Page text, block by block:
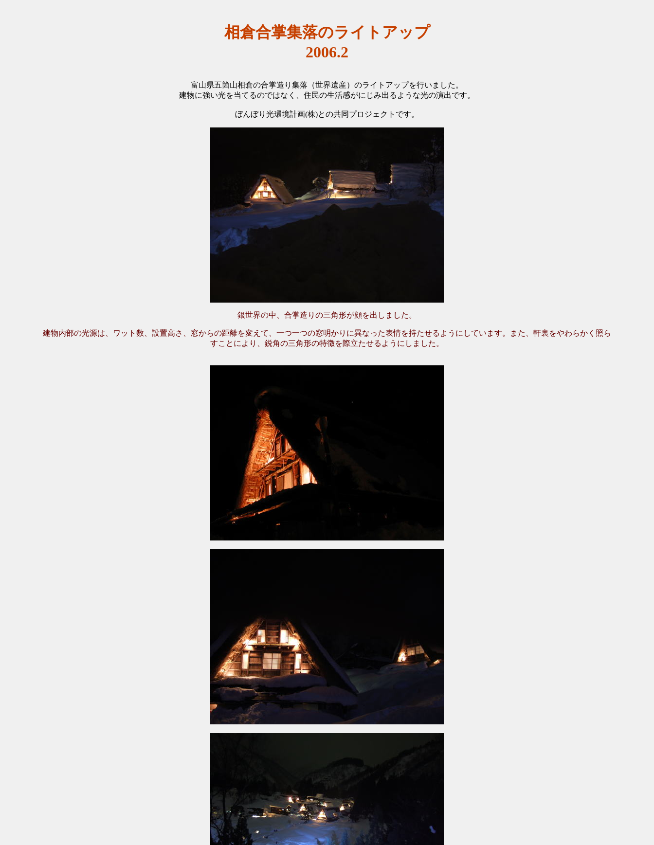
相倉合掌集落のライトアップ
2006.2
富山県五箇山相倉の合掌造り集落（世界遺産）のライトアップを行いました。
建物に強い光を当てるのではなく、住民の生活感がにじみ出るような光の演出です。
ぼんぼり光環境計画(株)との共同プロジェクトです。
銀世界の中、合掌造りの三角形が顔を出しました。
建物内部の光源は、ワット数、設置高さ、窓からの距離を変えて、一つ一つの窓明かりに異なった表情を持たせるようにしています。また、軒裏をやわらかく照ら
すことにより、鋭角の三角形の特徴を際立たせるようにしました。